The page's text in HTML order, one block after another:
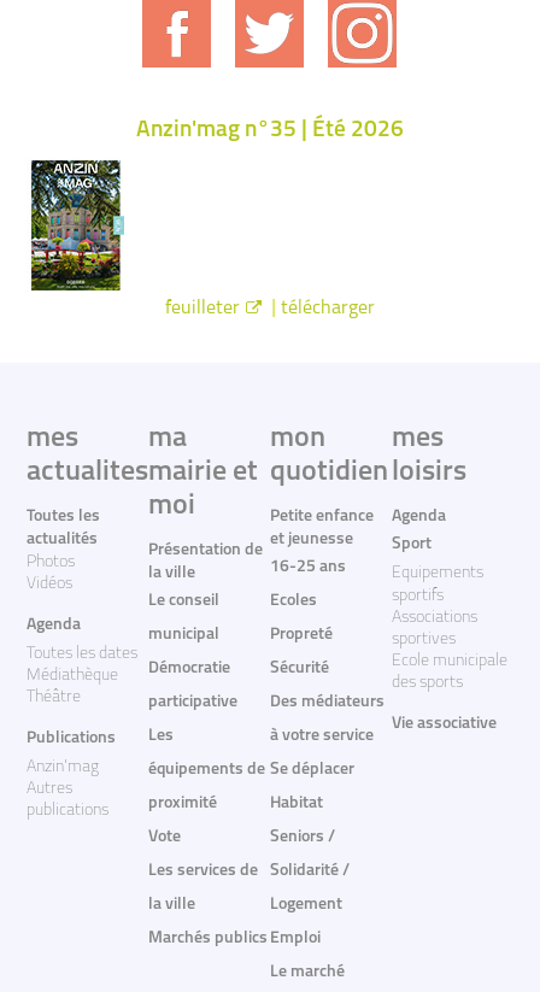
Anzin'mag n°35 | Été 2026
feuilleter télécharger
mes
actualites
Toutes les
actualités
Photos
Vidéos
Agenda
Toutes les dates
Médiathèque
Théâtre
Publications
Anzin'mag
Autres
publications
ma
mairie et
moi
Présentation de
la ville
Le conseil
municipal
Démocratie
participative
Les
équipements de
proximité
Vote
Les services de
la ville
Marchés publics
mon
quotidien
Petite enfance
et jeunesse
16-25 ans
Ecoles
Propreté
Sécurité
Des médiateurs
à votre service
Se déplacer
Habitat
Seniors /
Solidarité /
Logement
Emploi
Le marché
mes
loisirs
Agenda
Sport
Equipements
sportifs
Associations
sportives
Ecole municipale
des sports
Vie associative